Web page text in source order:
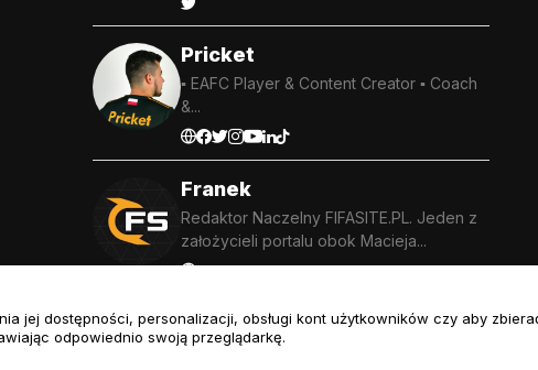
Pricket
▪️ EAFC Player & Content Creator ▪️ Coach
&...
Franek
Redaktor Naczelny FIFASITE.PL. Jeden z
założycieli portalu obok Macieja...
jej dostępności, personalizacji, obsługi kont użytkowników czy aby
odpowiednio swoją przeglądarkę.